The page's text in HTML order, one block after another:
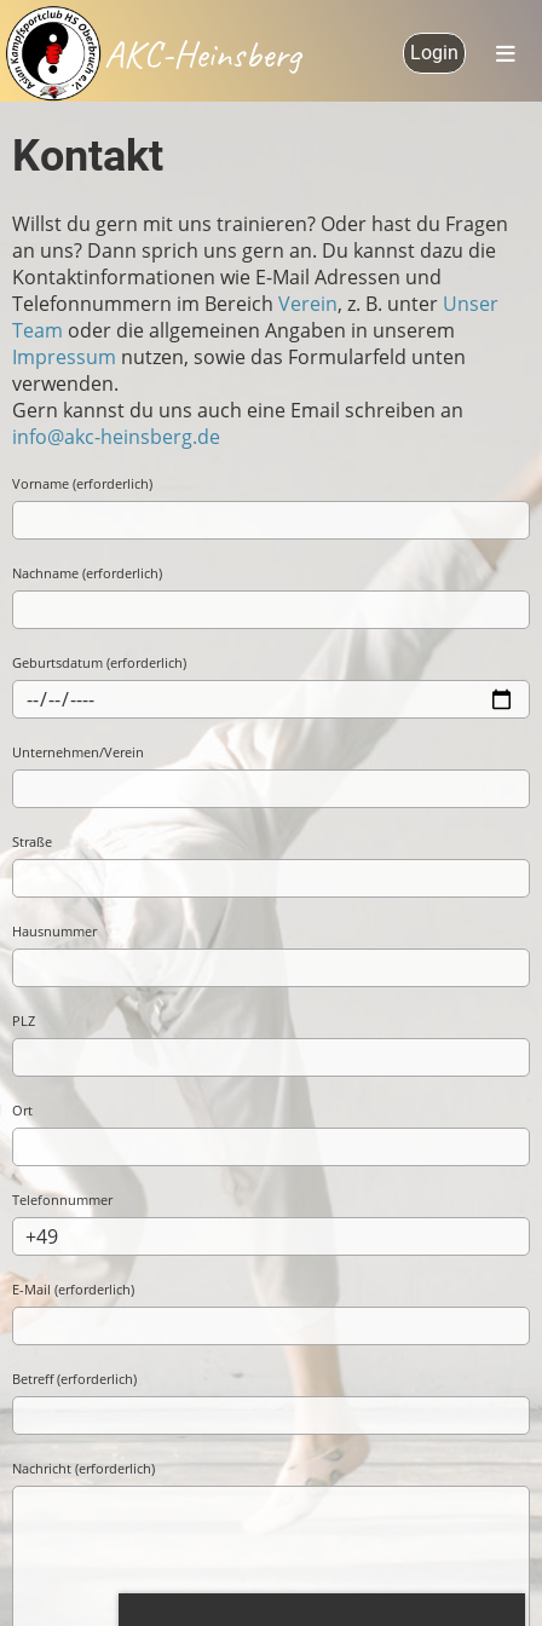
AKC-Heinsberg Login
Kontakt
Willst du gern mit uns trainieren? Oder hast du Fragen
an uns? Dann sprich uns gern an. Du kannst dazu die
Kontaktinformationen wie E-Mail Adressen und
Telefonnummern im Bereich Verein, z. B. unter Unser
Team oder die allgemeinen Angaben in unserem
Impressum nutzen, sowie das Formularfeld unten
verwenden.
Gern kannst du uns auch eine Email schreiben an
info@akc-heinsberg.de
Vorname (erforderlich)
Nachname (erforderlich)
Geburtsdatum (erforderlich)
Unternehmen/Verein
Straße
Hausnummer
PLZ
Ort
Telefonnummer
E-Mail (erforderlich)
Betreff (erforderlich)
Nachricht (erforderlich)